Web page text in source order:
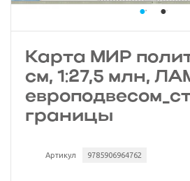
Карта МИР
см, 1:27,5 млн,
границы
Артикул 9785906964762